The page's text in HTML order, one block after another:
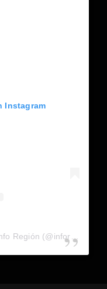
Instagram